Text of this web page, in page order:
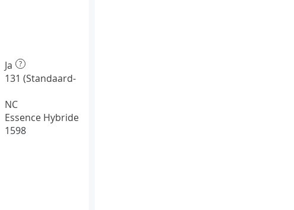
Ja ?
131 (Standaard-
NC
Essence Hybride
1598